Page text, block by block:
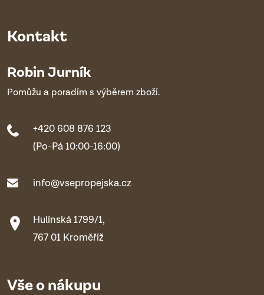
Kontakt
Robin Jurník
Pomůžu a poradím s výběrem zboží.
+420 608 876 123
(Po-Pá 10:00-16:00)
info@vsepropejska.cz
Hulínská 1799/1,
767 01 Kroměříž
Vše o nákupu